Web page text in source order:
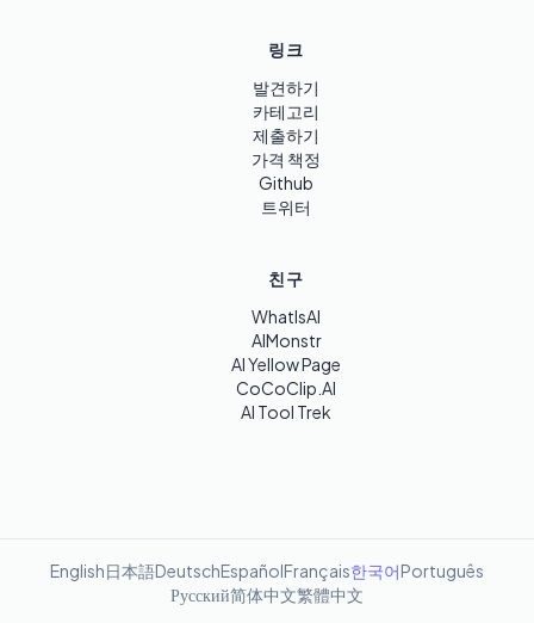
링크
발견하기
카테고리
제출하기
가격 책정
Github
트위터
친구
WhatIsAI
AIMonstr
AI Yellow Page
CoCoClip.AI
AI Tool Trek
English日本語DeutschEspañolFrançais한국어Português
Русский简体中文繁體中文